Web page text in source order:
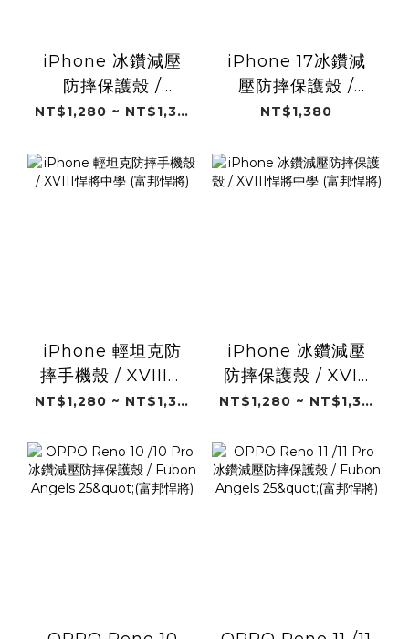
iPhone 冰鑽減壓
防摔保護殼 /
Fubon AngelsNT$1,280 ~ NT$1,380
iPhone 17冰鑽減
壓防摔保護殼 /
Fubon Angels
NT$1,380
iPhone 輕坦克防
摔手機殼 / XVIII悍
將中學 (富邦悍將)NT$1,280 ~ NT$1,380
iPhone 冰鑽減壓
防摔保護殼 / XVIII
悍將中學 (富邦悍NT$1,280 ~ NT$1,380